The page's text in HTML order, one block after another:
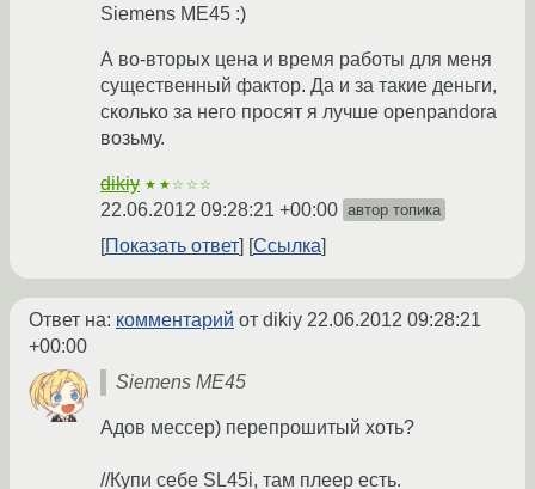
Siemens ME45 :)
А во-вторых цена и время работы для меня
существенный фактор. Да и за такие деньги,
сколько за него просят я лучше openpandora
возьму.
dikiy ★★☆☆☆
22.06.2012 09:28:21 +00:00 автор топика
Показать ответ Ссылка
Ответ на: комментарий от dikiy 22.06.2012 09:28:21
+00:00
Siemens ME45
Адов мессер) перепрошитый хоть?
//Купи себе SL45i, там плеер есть.